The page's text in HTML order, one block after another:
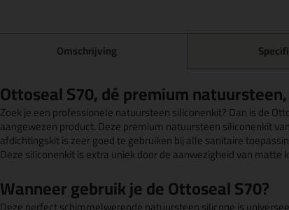
Omschrijving
Ottoseal S70, dé premium
Zoek je een professionele natuursteen siliconenkit? Dan is de
aangewezen product. Deze premium natuursteen siliconenkit
afdichtingskit is zeer goed te gebruiken bij alle sanitaire
Deze siliconenkit is extra uniek door de aanwezigheid van
Wanneer gebruik je de Ottoseal S70?